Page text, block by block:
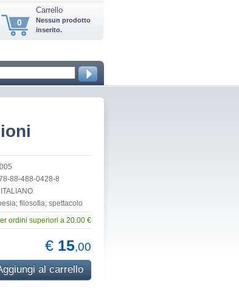
0
Carrello
Nessun prodotto
inserito.
88-488-0428-8
ITALIANO
filosofia; spettacolo
ordini superiori a 20.00 €
€ 15,00
al carrello